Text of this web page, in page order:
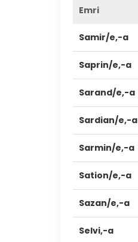
Emri
Samir/e,-a
Saprin/e,-a
Sarand/e,-a
Sardian/e,-a
Sarmin/e,-a
Sation/e,-a
Sazan/e,-a
Selvi,-a